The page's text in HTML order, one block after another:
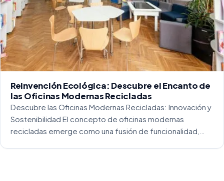
Reinvención Ecológica: Descubre el Encanto de
las Oficinas Modernas Recicladas
Descubre las Oficinas Modernas Recicladas: Innovación y
Sostenibilidad El concepto de oficinas modernas
recicladas emerge como una fusión de funcionalidad,